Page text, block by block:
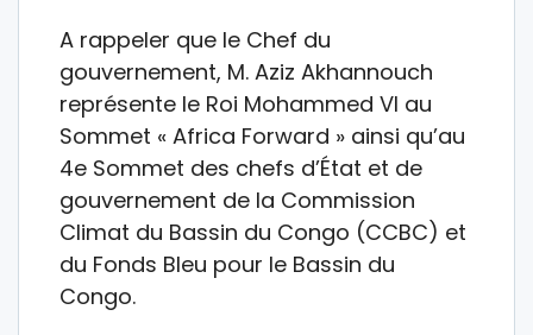
A rappeler que le Chef du
gouvernement, M. Aziz Akhannouch
représente le Roi Mohammed VI au
Sommet « Africa Forward » ainsi qu’au
4e Sommet des chefs d’État et de
gouvernement de la Commission
Climat du Bassin du Congo (CCBC) et
du Fonds Bleu pour le Bassin du
Congo.